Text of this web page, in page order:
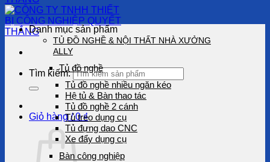
Tìm kiếm:
Giỏ hàng /0₫
Danh mục sản phẩm
TỦ ĐỒ NGHỀ & NỘI THẤT NHÀ XƯỞNG
ALLY
Tủ đồ nghề
Tủ đồ nghề nhiều ngăn kéo
Hệ tủ & Bàn thao tác
Tủ đồ nghề 2 cánh
Tủ treo dụng cụ
Tủ đựng dao CNC
Xe đẩy dụng cụ
Bàn công nghiệp